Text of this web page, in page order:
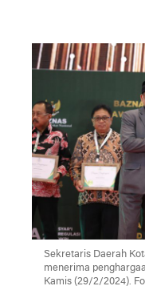
Sekretaris Daerah
menerima
Kamis (29/2/2024).